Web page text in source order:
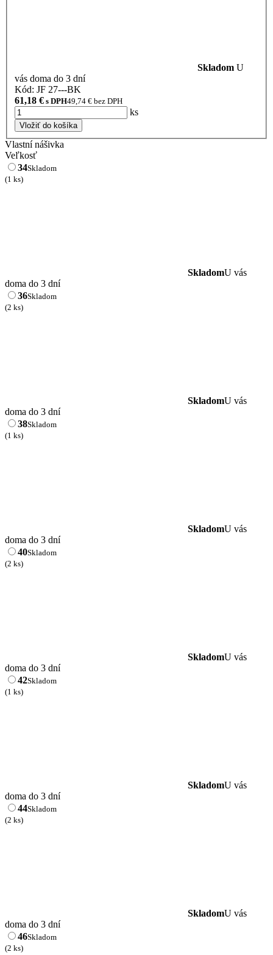
Skladom U
vás doma do 3 dní
Kód: JF 27---BK
61,18 € s DPH49,74 € bez DPH
ks
Vložiť do košíka
Vlastní nášivka
Veľkosť
34Skladom
(1 ks)
SkladomU vás
doma do 3 dní
36Skladom
(2 ks)
SkladomU vás
doma do 3 dní
38Skladom
(1 ks)
SkladomU vás
doma do 3 dní
40Skladom
(2 ks)
SkladomU vás
doma do 3 dní
42Skladom
(1 ks)
SkladomU vás
doma do 3 dní
44Skladom
(2 ks)
SkladomU vás
doma do 3 dní
46Skladom
(2 ks)